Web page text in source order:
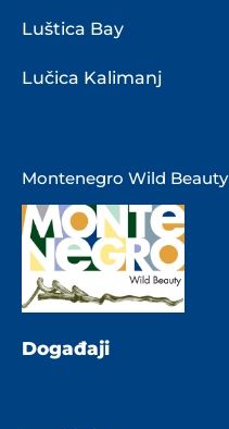
Luštica Bay
Lučica Kalimanj
Montenegro Wild Beauty
Događaji